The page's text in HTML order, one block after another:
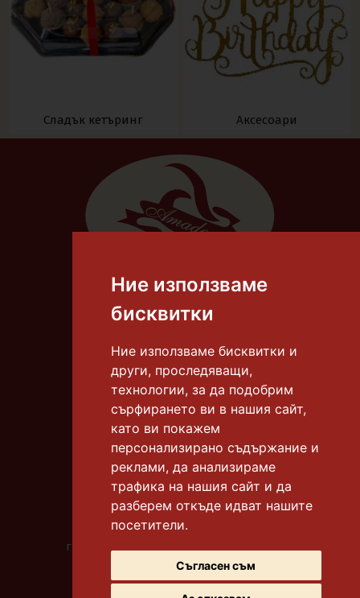
Ние използваме
бисквитки
Ние използваме бисквитки и
други, проследяващи,
технологии, за да подобрим
сърфирането ви в нашия сайт,
като ви покажем
персонализирано съдържание и
реклами, да анализираме
трафика на нашия сайт и да
разберем откъде идват нашите
посетители.
Съгласен съм
Сладък кетъринг Аксесоари
Тел.:087 8306 668
E-mail:info@tortiamadeus.com
гр. Бургас, к-с "Славейков"
тел.:0878 306 665
гр. Бургас, к-с "Славейков"
тел.:0878 306 612
гр. Бургас, к-с "Меден рудник" бл. 118
тел.:0878 306 669
гр. Бургас, ул. "Битоля"
градинката до у-ще "Бр. Миладинови"
0878 306 667